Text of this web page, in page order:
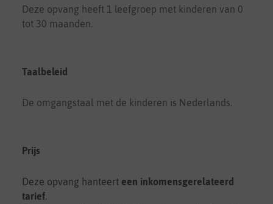
Deze opvang heeft 1 leefgroep met kinderen van 0
tot 30 maanden.
Taalbeleid
De omgangstaal met de kinderen is Nederlands.
Prijs
Deze opvang hanteert een inkomensgerelateerd
tarief